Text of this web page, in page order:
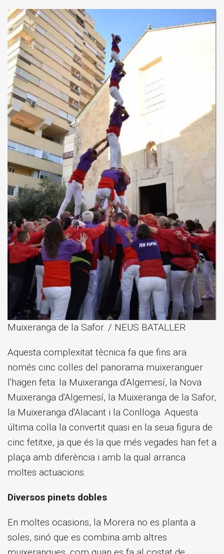
Muixeranga de la Safor. / NEUS BATALLER
Aquesta complexitat tècnica fa que fins ara
només cinc colles del panorama muixeranguer
l'hagen feta: la Muixeranga d'Algemesí, la Nova
Muixeranga d'Algemesí, la Muixeranga de la Safor,
la Muixeranga d'Alacant i la Conlloga. Aquesta
última colla la convertit quasi en la seua figura de
cinc fetitxe, ja que és la que més vegades han fet a
plaça amb diferència i amb la qual arranca
moltes actuacions.
Diversos pinets dobles
En moltes ocasions, la Morera no es planta a
soles, sinó que es combina amb altres